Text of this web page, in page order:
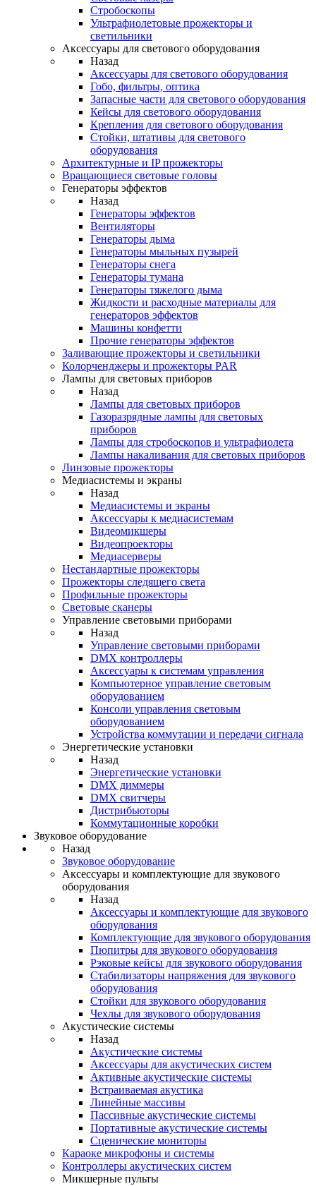
Стробоскопы
Ультрафиолетовые прожекторы и
светильники
Аксессуары для светового оборудования
Назад
Аксессуары для светового оборудования
Гобо, фильтры, оптика
Запасные части для светового оборудования
Кейсы для светового оборудования
Крепления для светового оборудования
Стойки, штативы для светового
оборудования
Архитектурные и IP прожекторы
Вращающиеся световые головы
Генераторы эффектов
Назад
Генераторы эффектов
Вентиляторы
Генераторы дыма
Генераторы мыльных пузырей
Генераторы снега
Генераторы тумана
Генераторы тяжелого дыма
Жидкости и расходные материалы для
генераторов эффектов
Машины конфетти
Прочие генераторы эффектов
Заливающие прожекторы и светильники
Колорченджеры и прожекторы PAR
Лампы для световых приборов
Назад
Лампы для световых приборов
Газоразрядные лампы для световых
приборов
Лампы для стробоскопов и ультрафиолета
Лампы накаливания для световых приборов
Линзовые прожекторы
Медиасистемы и экраны
Назад
Медиасистемы и экраны
Аксессуары к медиасистемам
Видеомикшеры
Видеопроекторы
Медиасерверы
Нестандартные прожекторы
Прожекторы следящего света
Профильные прожекторы
Световые сканеры
Управление световыми приборами
Назад
Управление световыми приборами
DMX контроллеры
Аксессуары к системам управления
Компьютерное управление световым
оборудованием
Консоли управления световым
оборудованием
Устройства коммутации и передачи сигнала
Энергетические установки
Назад
Энергетические установки
DMX диммеры
DMX свитчеры
Дистрибьюторы
Коммутационные коробки
Звуковое оборудование
Назад
Звуковое оборудование
Аксессуары и комплектующие для звукового
оборудования
Назад
Аксессуары и комплектующие для звукового
оборудования
Комплектующие для звукового оборудования
Пюпитры для звукового оборудования
Рэковые кейсы для звукового оборудования
Стабилизаторы напряжения для звукового
оборудования
Стойки для звукового оборудования
Чехлы для звукового оборудования
Акустические системы
Назад
Акустические системы
Аксессуары для акустических систем
Активные акустические системы
Встраиваемая акустика
Линейные массивы
Пассивные акустические системы
Портативные акустические системы
Сценические мониторы
Караоке микрофоны и системы
Контроллеры акустических систем
Микшерные пульты